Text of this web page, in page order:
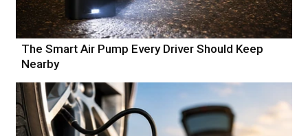
The Smart Air Pump Every Driver Should Keep
Nearby